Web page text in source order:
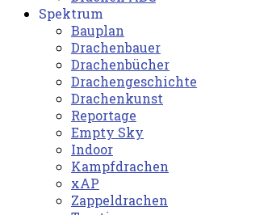
Spektrum
Bauplan
Drachenbauer
Drachenbücher
Drachengeschichte
Drachenkunst
Reportage
Empty Sky
Indoor
Kampfdrachen
xAP
Zappeldrachen